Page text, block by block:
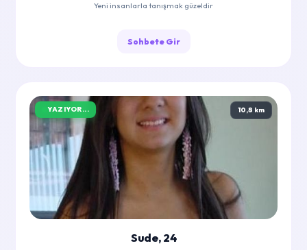
Yeni insanlarla tanışmak güzeldir
Sohbete Gir
YAZIYOR... 10,8 km
Sude, 24